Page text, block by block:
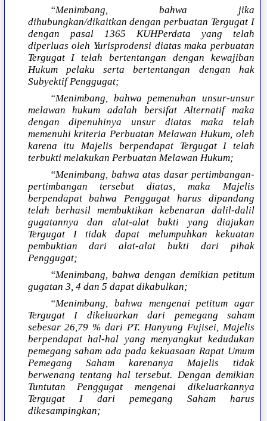
“Menimbang, bahwa jika
dihubungkan/dikaitkan dengan perbuatan Tergugat I
dengan pasal 1365 KUHPerdata yang telah
diperluas oleh Yurisprodensi diatas maka perbuatan
Tergugat I telah bertentangan dengan kewajiban
Hukum pelaku serta bertentangan dengan hak
Subyektif Penggugat;
“Menimbang, bahwa pemenuhan unsur-unsur
melawan hukum adalah bersifat Alternatif maka
dengan dipenuhinya unsur diatas maka telah
memenuhi kriteria Perbuatan Melawan Hukum, oleh
karena itu Majelis berpendapat Tergugat I telah
terbukti melakukan Perbuatan Melawan Hukum;
“Menimbang, bahwa atas dasar pertimbangan-
pertimbangan tersebut diatas, maka Majelis
berpendapat bahwa Penggugat harus dipandang
telah berhasil membuktikan kebenaran dalil-dalil
gugatannya dan alat-alat bukti yang diajukan
Tergugat I tidak dapat melumpuhkan kekuatan
pembuktian dari alat-alat bukti dari pihak
Penggugat;
“Menimbang, bahwa dengan demikian petitum
gugatan 3, 4 dan 5 dapat dikabulkan;
“Menimbang, bahwa mengenai petitum agar
Tergugat I dikeluarkan dari pemegang saham
sebesar 26,79 % dari PT. Hanyung Fujisei, Majelis
berpendapat hal-hal yang menyangkut kedudukan
pemegang saham ada pada kekuasaan Rapat Umum
Pemegang Saham karenanya Majelis tidak
berwenang tentang hal tersebut. Dengan demikian
Tuntutan Penggugat mengenai dikeluarkannya
Tergugat I dari pemegang Saham harus
dikesampingkan;